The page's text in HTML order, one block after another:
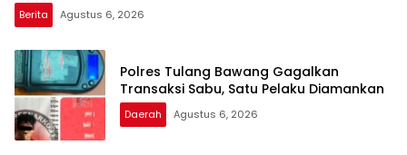
Berita Agustus 6, 2026
Polres Tulang Bawang Gagalkan
Transaksi Sabu, Satu Pelaku Diamankan
Daerah Agustus 6, 2026